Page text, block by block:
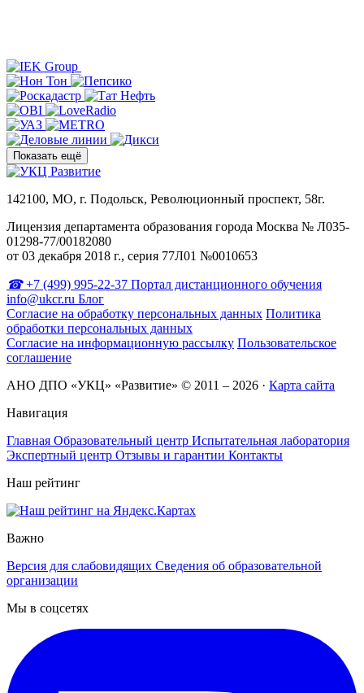
Показать ещё
142100, МО, г. Подольск, Революционный проспект, 58г.
Лицензия департамента образования города Москва № Л035-
01298-77/00182080
от 03 декабря 2018 г., серия 77Л01 №0010653
+7 (499) 995-22-37 Портал дистанционного обучения
info@ukcr.ru Блог
Согласие на обработку персональных данных Политика
обработки персональных данных
Согласие на информационную рассылку Пользовательское
соглашение
АНО ДПО «УКЦ» «Развитие» © 2011 – 2026 · Карта сайта
Навигация
Главная Образовательный центр Испытательная лаборатория
Экспертный центр Отзывы и гарантии Контакты
Наш рейтинг
Важно
Версия для слабовидящих Сведения об образовательной
организации
Мы в соцсетях